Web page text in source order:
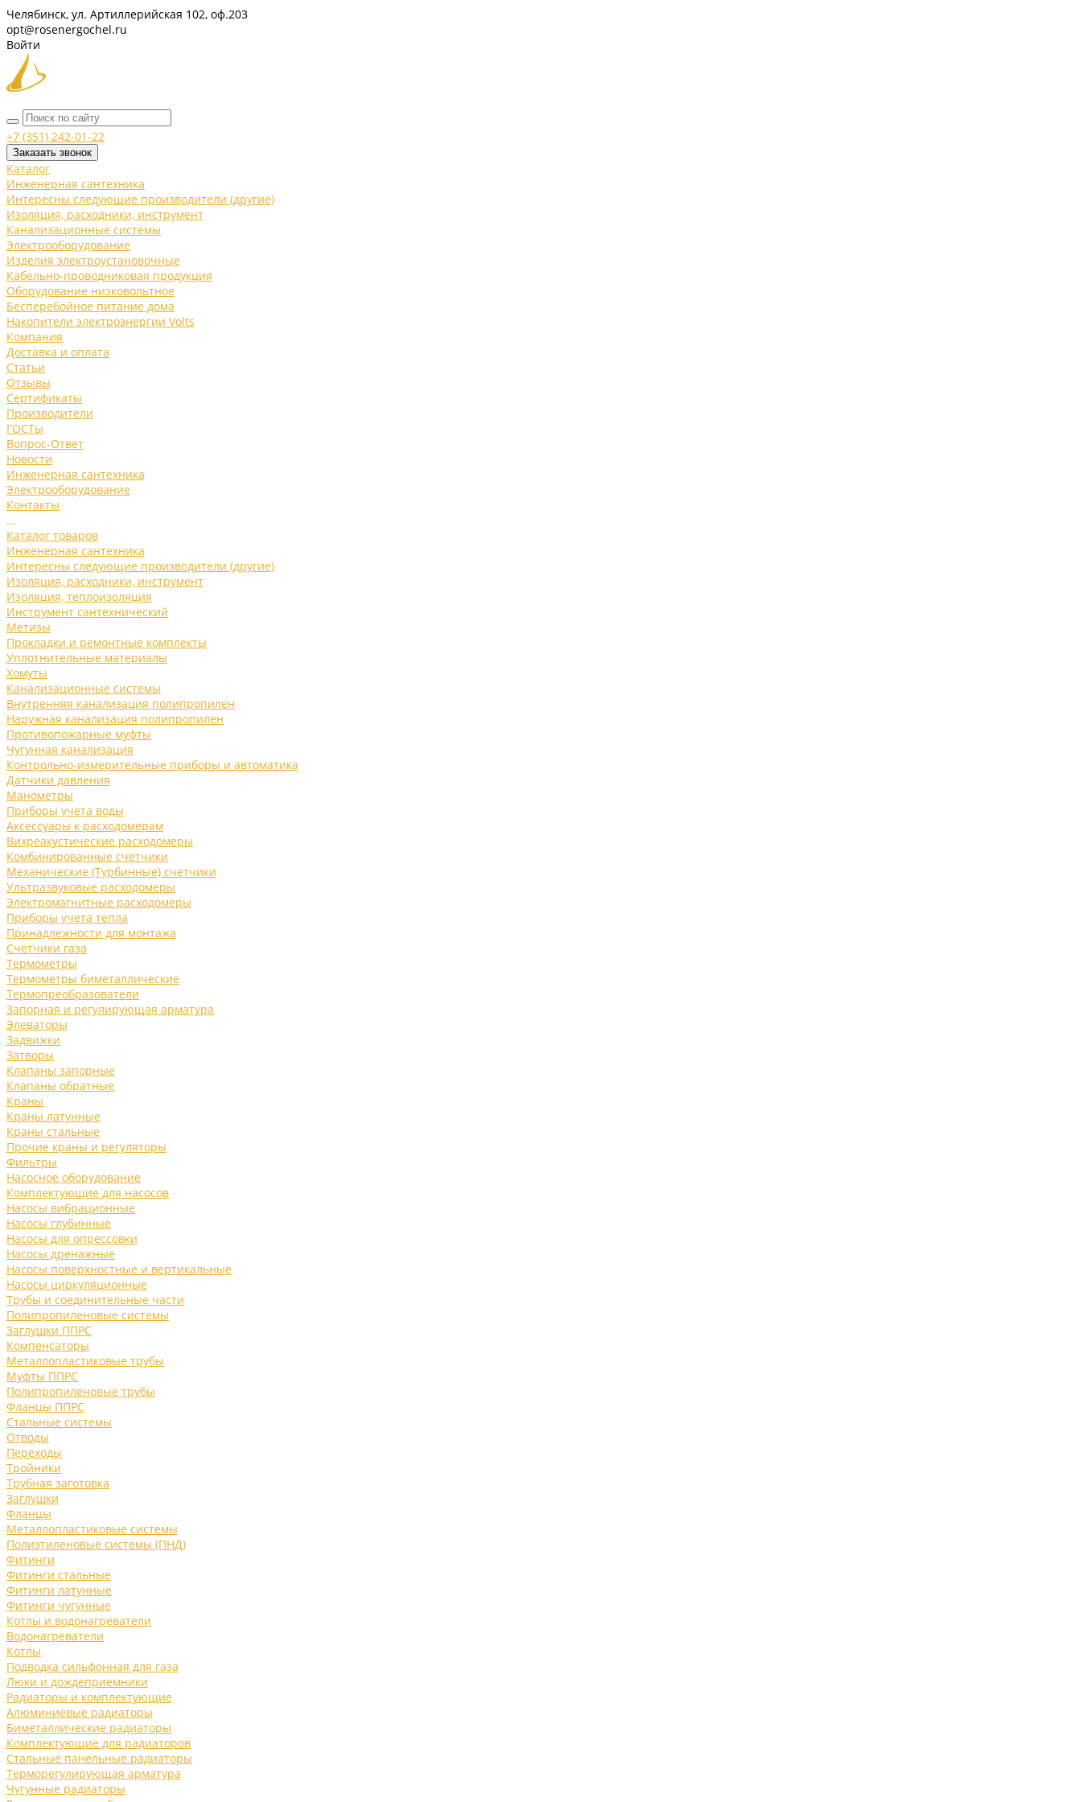
Челябинск, ул. Артиллерийская 102, оф.203
opt@rosenergochel.ru
Войти
+7 (351) 242-01-22
Заказать звонок
Каталог
Инженерная сантехника
Интересны следующие производители (другие)
Изоляция, расходники, инструмент
Канализационные системы
Электрооборудование
Изделия электроустановочные
Кабельно-проводниковая продукция
Оборудование низковольтное
Бесперебойное питание дома
Накопители электроэнергии Volts
Компания
Доставка и оплата
Статьи
Отзывы
Сертификаты
Производители
ГОСТы
Вопрос-Ответ
Новости
Инженерная сантехника
Электрооборудование
Контакты
...
Каталог товаров
Инженерная сантехника
Интересны следующие производители (другие)
Изоляция, расходники, инструмент
Изоляция, теплоизоляция
Инструмент сантехнический
Метизы
Прокладки и ремонтные комплекты
Уплотнительные материалы
Хомуты
Канализационные системы
Внутренняя канализация полипропилен
Наружная канализация полипропилен
Противопожарные муфты
Чугунная канализация
Контрольно-измерительные приборы и автоматика
Датчики давления
Манометры
Приборы учета воды
Аксессуары к расходомерам
Вихреакустические расходомеры
Комбинированные счетчики
Механические (Турбинные) счетчики
Ультразвуковые расходомеры
Электромагнитные расходомеры
Приборы учета тепла
Принадлежности для монтажа
Счетчики газа
Термометры
Термометры биметаллические
Термопреобразователи
Запорная и регулирующая арматура
Элеваторы
Задвижки
Затворы
Клапаны запорные
Клапаны обратные
Краны
Краны латунные
Краны стальные
Прочие краны и регуляторы
Фильтры
Насосное оборудование
Комплектующие для насосов
Насосы вибрационные
Насосы глубинные
Насосы для опрессовки
Насосы дренажные
Насосы поверхностные и вертикальные
Насосы циркуляционные
Трубы и соединительные части
Полипропиленовые системы
Заглушки ППРС
Компенсаторы
Металлопластиковые трубы
Муфты ППРС
Полипропиленовые трубы
Фланцы ППРС
Стальные системы
Отводы
Переходы
Тройники
Трубная заготовка
Заглушки
Фланцы
Металлопластиковые системы
Полиэтиленовые системы (ПНД)
Фитинги
Фитинги стальные
Фитинги латунные
Фитинги чугунные
Котлы и водонагреватели
Водонагреватели
Котлы
Подводка сильфонная для газа
Люки и дождеприемники
Радиаторы и комплектующие
Алюминиевые радиаторы
Биметаллические радиаторы
Комплектующие для радиаторов
Стальные панельные радиаторы
Терморегулирующая арматура
Чугунные радиаторы